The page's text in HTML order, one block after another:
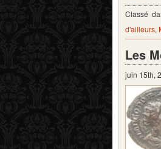
Classé
d'ailleurs,
Les
juin 15th,